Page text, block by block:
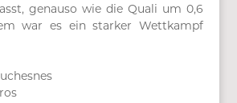
genauso wie die Quali um 0,6
war es ein starker Wettkampf